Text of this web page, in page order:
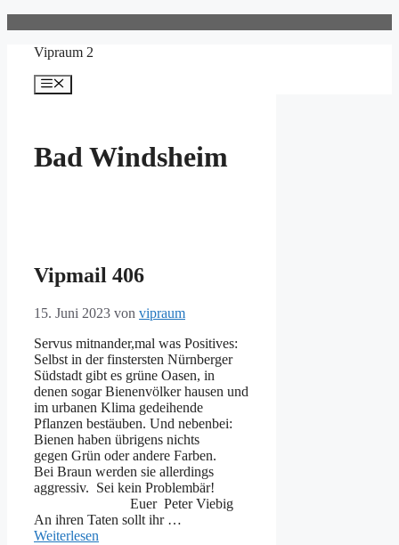
springenVipraum 2
Menü
Bad Windsheim
Vipmail 406
15. Juni 2023 von vipraum
Servus mitnander,mal was Positives:
Selbst in der finstersten Nürnberger
Südstadt gibt es grüne Oasen, in
denen sogar Bienenvölker hausen und
im urbanen Klima gedeihende
Pflanzen bestäuben. Und nebenbei:
Bienen haben übrigens nichts
gegen Grün oder andere Farben.
Bei Braun werden sie allerdings
aggressiv. Sei kein Problembär!
Euer Peter Viebig
An ihren Taten sollt ihr …
Weiterlesen